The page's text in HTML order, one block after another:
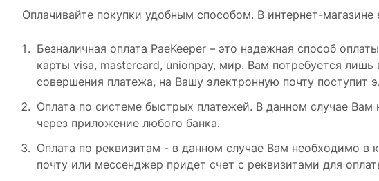
Оплачивайте покупки удобным способом. В интернет-магазине
Безналичная оплата PaeKeeper – это надежная способ
карты visa, mastercard, unionpay, мир. Вам потребуется
совершения платежа, на Вашу электронную почту поступит
Оплата по системе быстрых платежей. В данном случае
через приложение любого банка.
Оплата по реквизитам - в данном случае Вам необходимо в
почту или мессенджер придет счет с реквизитами для